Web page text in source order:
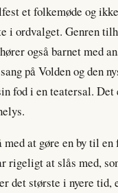
et folkemøde og
i ordvalget. Genren
også barnet med
på Volden og den
fod i en teatersal. Det
med at gøre en by til
rigeligt at slås med,
det største i nyere tid,